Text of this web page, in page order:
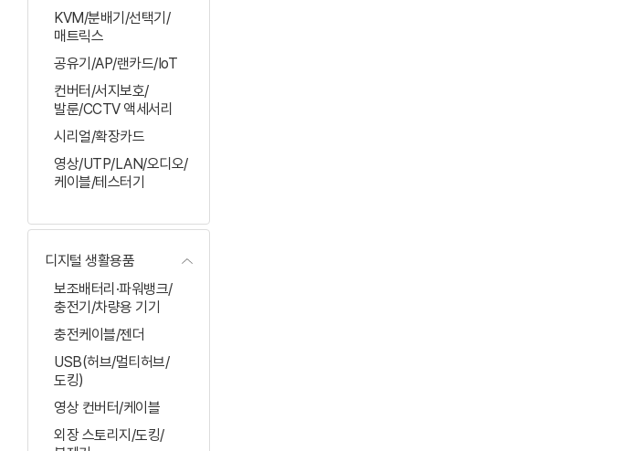
KVM/분배기/선택기/
매트릭스
공유기/AP/랜카드/IoT
컨버터/서지보호/
발룬/CCTV 액세서리
시리얼/확장카드
영상/UTP/LAN/오디오/
케이블/테스터기
디지털 생활용품
보조배터리·파워뱅크/
충전기/차량용 기기
충전케이블/젠더
USB(허브/멀티허브/
도킹)
영상 컨버터/케이블
외장 스토리지/도킹/